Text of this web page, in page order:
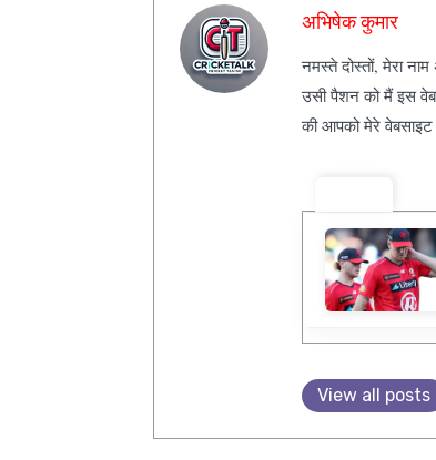
अभिषेक कुमार
नमस्ते दोस्तों, मेरा
उसी पैशन को मैं इस
की आपको मेरे वेबसाइट
View all posts